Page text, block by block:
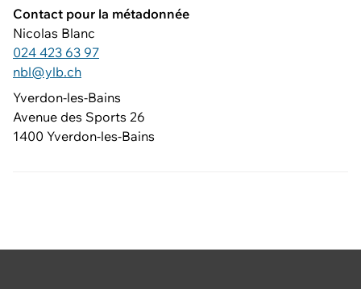
Contact pour la métadonnée
Nicolas Blanc
024 423 63 97
nbl@ylb.ch
Yverdon-les-Bains
Avenue des Sports 26
1400 Yverdon-les-Bains